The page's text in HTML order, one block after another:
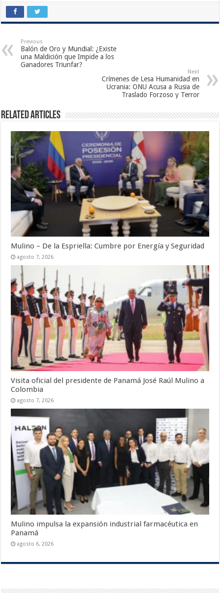
Previous
Balón de Oro y Mundial: ¿Existe
una Maldición que Impide a los
Ganadores Triunfar?
Next
Crímenes de Lesa Humanidad en
Ucrania: ONU Acusa a Rusia de
Traslado Forzoso y Terror
Related Articles
Mulino – De la Espriella: Cumbre por Energía y Seguridad
agosto 7, 2026
Visita oficial del presidente de Panamá José Raúl Mulino a
Colombia
agosto 7, 2026
Mulino impulsa la expansión industrial farmacéutica en
Panamá
agosto 6, 2026